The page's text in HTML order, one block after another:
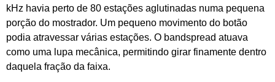
kHz havia perto de 80 estações aglutinadas numa pequena
porção do mostrador. Um pequeno movimento do botão
podia atravessar várias estações. O bandspread atuava
como uma lupa mecânica, permitindo girar finamente dentro
daquela fração da faixa.